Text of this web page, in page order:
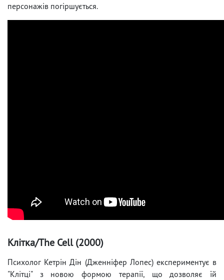
персонажів погіршується.
Клітка/The Cell (2000)
Психолог Кетрін Дін (Дженніфер Лопес) експериментує в
"Клітці" з новою формою терапії, що дозволяє їй